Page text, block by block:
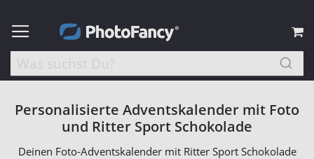
Personalisierte Adventskalender mit Foto
und Ritter Sport Schokolade
Deinen Foto-Adventskalender mit Ritter Sport Schokolade